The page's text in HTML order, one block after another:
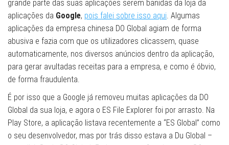
grande parte das suas aplicações serem banidas da loja da
aplicações da Google, pois falei sobre isso aqui. Algumas
aplicações da empresa chinesa DO Global agiam de forma
abusiva e fazia com que os utilizadores clicassem, quase
automaticamente, nos diversos anúncios dentro da aplicação,
para gerar avultadas receitas para a empresa, e como é óbvio,
de forma fraudulenta.
É por isso que a Google já removeu muitas aplicações da DO
Global da sua loja, e agora o ES File Explorer foi por arrasto. Na
Play Store, a aplicação listava recentemente a “ES Global” como
o seu desenvolvedor, mas por trás disso estava a Du Global –